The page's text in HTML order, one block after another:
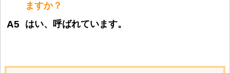
ますか？
A5 はい、呼ばれています。